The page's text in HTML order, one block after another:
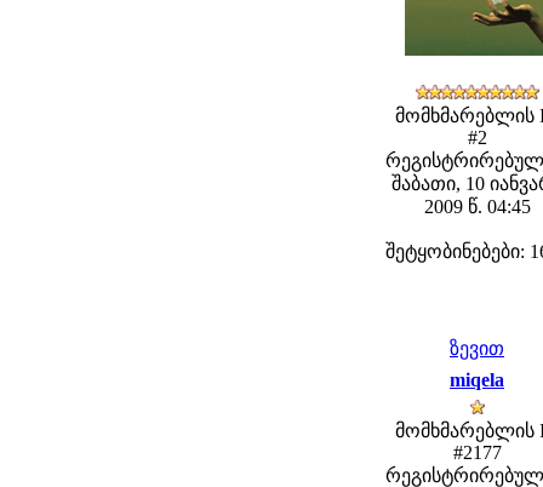
მომხმარებლის
#2
შაბათი, 10
2009 წ. 04:45
შეტყობინებები:
ზევით
miqela
მომხმარებლის
#2177